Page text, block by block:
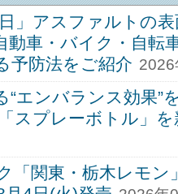
」アスファルトの
動車・バイク・自転
防法をご紹介
“エンバランス効果”
スプレーボトル」を
「関東・栃木レモン